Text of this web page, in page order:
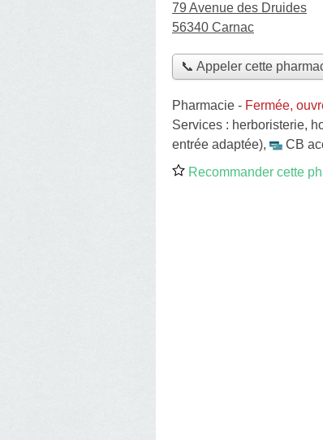
79 Avenue des Druides
56340 Carnac
📞 Appeler cette
Pharmacie - Fermée,
Services : herboristerie,
entrée adaptée),
CB
Recommander cette